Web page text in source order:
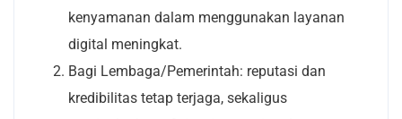
kenyamanan dalam menggunakan layanan
digital meningkat.
Bagi Lembaga/Pemerintah: reputasi dan
kredibilitas tetap terjaga, sekaligus